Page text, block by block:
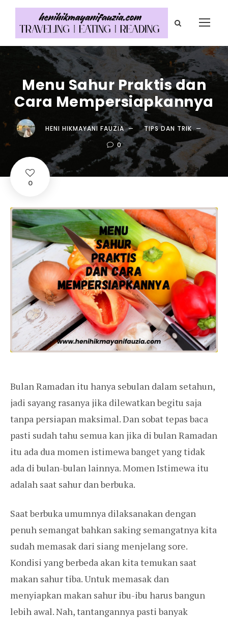
Menu Sahur Praktis dan
Cara Mempersiapkannya
HENI HIKMAYANI FAUZIA
TIPS DAN TRIK
0
0
Bulan Ramadan itu hanya sebulan dalam setahun,
jadi sayang rasanya jika dilewatkan begitu saja
tanpa persiapan maksimal. Dan sobat tepas baca
pasti sudah tahu semua kan jika di bulan Ramadan
itu ada dua momen istimewa banget yang tidak
ada di bulan-bulan lainnya. Momen Istimewa itu
adalah saat sahur dan berbuka.
Saat berbuka umumnya dilaksanakan dengan
penuh semangat bahkan saking semangatnya kita
sudah memasak dari siang menjelang sore.
Kondisi yang berbeda akan kita temukan saat
makan sahur tiba. Untuk memasak dan
menyiapkan makan sahur ibu-ibu harus bangun
lebih awal. Nah, tantangannya pasti banyak